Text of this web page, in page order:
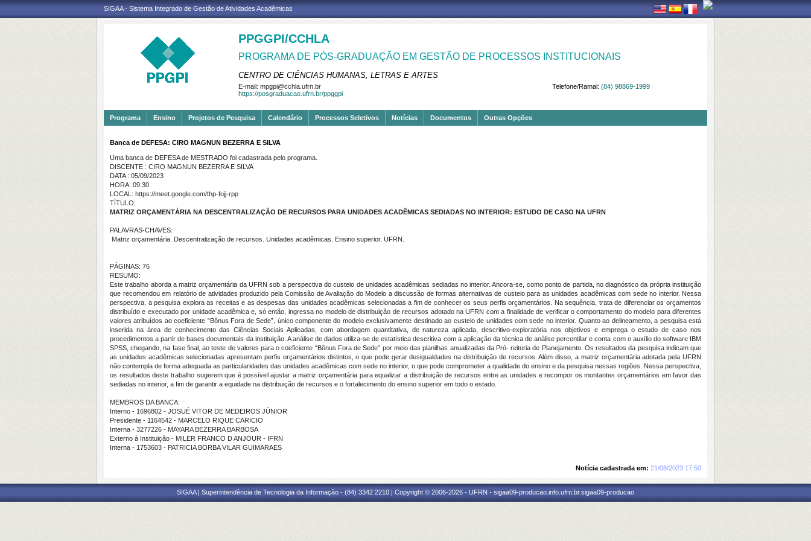
SIGAA - Sistema Integrado de Gestão de Atividades Acadêmicas
PPGGPI/CCHLA
PROGRAMA DE PÓS-GRADUAÇÃO EM GESTÃO DE PROCESSOS INSTITUCIONAIS
CENTRO DE CIÊNCIAS HUMANAS, LETRAS E ARTES
Telefone/Ramal: (84) 98869-1999
E-mail: mpgpi@cchla.ufrn.br
https://posgraduacao.ufrn.br/ppggpi
Programa Ensino Projetos de Pesquisa Calendário Processos Seletivos Notícias Documentos Outras Opções
Banca de DEFESA: CIRO MAGNUN BEZERRA E SILVA
Uma banca de DEFESA de MESTRADO foi cadastrada pelo programa.
DISCENTE : CIRO MAGNUN BEZERRA E SILVA
DATA : 05/09/2023
HORA: 09:30
LOCAL: https://meet.google.com/thp-fojj-rpp
TÍTULO:
MATRIZ ORÇAMENTÁRIA NA DESCENTRALIZAÇÃO DE RECURSOS PARA UNIDADES ACADÊMICAS SEDIADAS NO INTERIOR: ESTUDO DE CASO NA UFRN
PALAVRAS-CHAVES:
Matriz orçamentária. Descentralização de recursos. Unidades acadêmicas. Ensino superior. UFRN.
PÁGINAS: 76
RESUMO:
Este trabalho aborda a matriz orçamentária da UFRN sob a perspectiva do custeio de unidades acadêmicas sediadas no interior. Ancora-se, como ponto de partida, no diagnóstico da própria instituição
que recomendou em relatório de atividades produzido pela Comissão de Avaliação do Modelo a discussão de formas alternativas de custeio para as unidades acadêmicas com sede no interior. Nessa
perspectiva, a pesquisa explora as receitas e as despesas das unidades acadêmicas selecionadas a fim de conhecer os seus perfis orçamentários. Na sequência, trata de diferenciar os orçamentos
distribuído e executado por unidade acadêmica e, só então, ingressa no modelo de distribuição de recursos adotado na UFRN com a finalidade de verificar o comportamento do modelo para diferentes
valores atribuídos ao coeficiente “Bônus Fora de Sede”, único componente do modelo exclusivamente destinado ao custeio de unidades com sede no interior. Quanto ao delineamento, a pesquisa está
inserida na área de conhecimento das Ciências Sociais Aplicadas, com abordagem quantitativa, de natureza aplicada, descritivo-exploratória nos objetivos e emprega o estudo de caso nos
procedimentos a partir de bases documentais da instituição. A análise de dados utiliza-se de estatística descritiva com a aplicação da técnica de análise percentilar e conta com o auxílio do software IBM
SPSS, chegando, na fase final, ao teste de valores para o coeficiente “Bônus Fora de Sede” por meio das planilhas anualizadas da Pró- reitoria de Planejamento. Os resultados da pesquisa indicam que
as unidades acadêmicas selecionadas apresentam perfis orçamentários distintos, o que pode gerar desigualdades na distribuição de recursos. Além disso, a matriz orçamentária adotada pela UFRN
não contempla de forma adequada as particularidades das unidades acadêmicas com sede no interior, o que pode comprometer a qualidade do ensino e da pesquisa nessas regiões. Nessa perspectiva,
os resultados deste trabalho sugerem que é possível ajustar a matriz orçamentária para equalizar a distribuição de recursos entre as unidades e recompor os montantes orçamentários em favor das
sediadas no interior, a fim de garantir a equidade na distribuição de recursos e o fortalecimento do ensino superior em todo o estado.
MEMBROS DA BANCA:
Interno - 1696802 - JOSUÉ VITOR DE MEDEIROS JÚNIOR
Presidente - 1164542 - MARCELO RIQUE CARICIO
Interna - 3277226 - MAYARA BEZERRA BARBOSA
Externo à Instituição - MILER FRANCO D ANJOUR - IFRN
Interna - 1753603 - PATRICIA BORBA VILAR GUIMARAES
Notícia cadastrada em: 21/08/2023 17:50
SIGAA | Superintendência de Tecnologia da Informação - (84) 3342 2210 | Copyright © 2006-2026 - UFRN - sigaa09-producao.info.ufrn.br.sigaa09-producao